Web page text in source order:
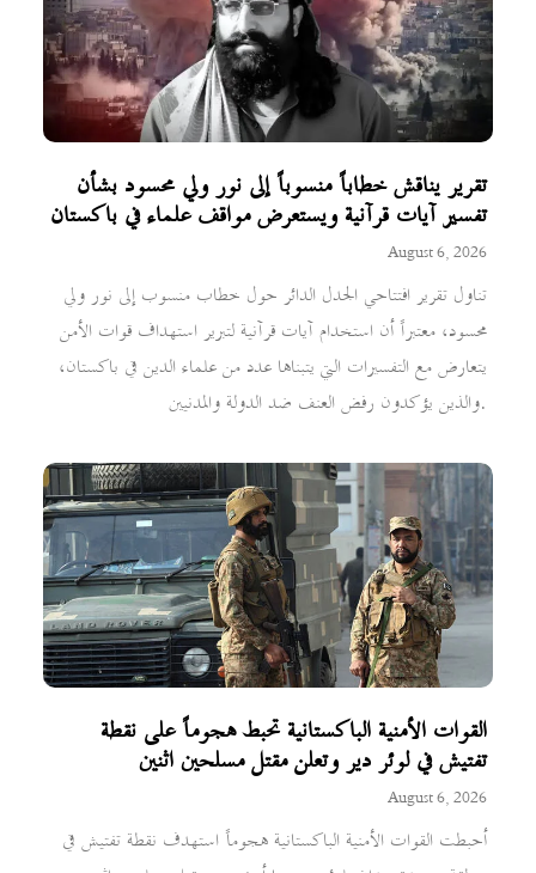
تقرير يناقش خطاباً منسوباً إلى نور ولي محسود بشأن
تفسير آيات قرآنية ويستعرض مواقف علماء في باكستان
August 6, 2026
تناول تقرير افتتاحي الجدل الدائر حول خطاب منسوب إلى نور ولي
محسود، معتبراً أن استخدام آيات قرآنية لتبرير استهداف قوات الأمن
يتعارض مع التفسيرات التي يتبناها عدد من علماء الدين في باكستان،
والذين يؤكدون رفض العنف ضد الدولة والمدنيين.
القوات الأمنية الباكستانية تحبط هجوماً على نقطة
تفتيش في لوئر دير وتعلن مقتل مسلحين اثنين
August 6, 2026
أحبطت القوات الأمنية الباكستانية هجوماً استهدف نقطة تفتيش في